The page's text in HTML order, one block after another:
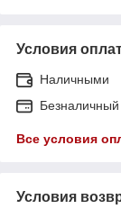
Условия
Наличными
Безналичный
Все условия
Условия